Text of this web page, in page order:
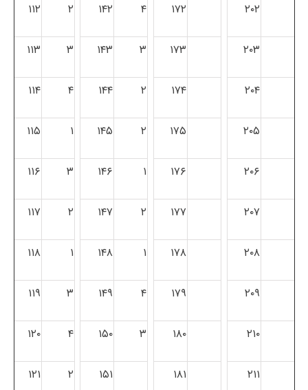
۲۰۲ ۱۷۲ ۴ ۱۴۲ ۲ ۱۱۲
۲۰۳ ۱۷۳ ۳ ۱۴۳ ۳ ۱۱۳
۲۰۴ ۱۷۴ ۲ ۱۴۴ ۴ ۱۱۴
۲۰۵ ۱۷۵ ۲ ۱۴۵ ۱ ۱۱۵
۲۰۶ ۱۷۶ ۱ ۱۴۶ ۳ ۱۱۶
۲۰۷ ۱۷۷ ۲ ۱۴۷ ۲ ۱۱۷
۲۰۸ ۱۷۸ ۱ ۱۴۸ ۱ ۱۱۸
۲۰۹ ۱۷۹ ۴ ۱۴۹ ۳ ۱۱۹
۲۱۰ ۱۸۰ ۳ ۱۵۰ ۴ ۱۲۰
۲۱۱ ۱۸۱ ۱۵۱ ۲ ۱۲۱